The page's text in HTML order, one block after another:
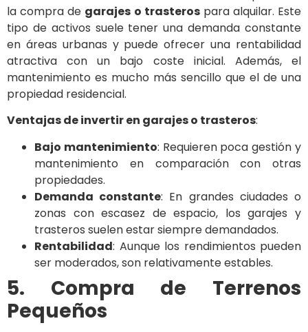
la compra de garajes o trasterospara alquilar. Este
tipo de activos suele tener una demanda constante
en áreas urbanas y puede ofrecer una rentabilidad
atractiva con un bajo coste inicial. Además, el
mantenimiento es mucho más sencillo que el de una
propiedad residencial.
Ventajas de invertir en garajes o trasteros:
Bajo mantenimiento: Requieren poca gestión y
mantenimiento en comparación con otras
propiedades.
Demanda constante: En grandes ciudades o
zonas con escasez de espacio, los garajes y
trasteros suelen estar siempre demandados.
Rentabilidad: Aunque los rendimientos pueden
ser moderados, son relativamente estables.
5. Compra de Terrenos
Pequeños